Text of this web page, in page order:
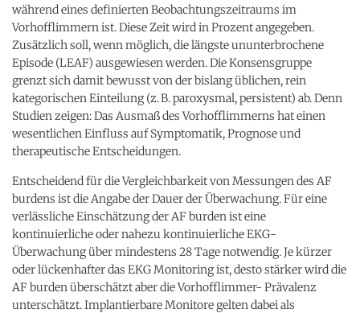
während eines definierten Beobachtungszeitraums im
Vorhofflimmern ist. Diese Zeit wird in Prozent angegeben.
Zusätzlich soll, wenn möglich, die längste ununterbrochene
Episode (LEAF) ausgewiesen werden. Die Konsensgruppe
grenzt sich damit bewusst von der bislang üblichen, rein
kategorischen Einteilung (z. B. paroxysmal, persistent) ab. Denn
Studien zeigen: Das Ausmaß des Vorhofflimmerns hat einen
wesentlichen Einfluss auf Symptomatik, Prognose und
therapeutische Entscheidungen.
Entscheidend für die Vergleichbarkeit von Messungen des AF
burdens ist die Angabe der Dauer der Überwachung. Für eine
verlässliche Einschätzung der AF burden ist eine
kontinuierliche oder nahezu kontinuierliche EKG-
Überwachung über mindestens 28 Tage notwendig. Je kürzer
oder lückenhafter das EKG Monitoring ist, desto stärker wird die
AF burden überschätzt aber die Vorhofflimmer- Prävalenz
unterschätzt. Implantierbare Monitore gelten dabei als